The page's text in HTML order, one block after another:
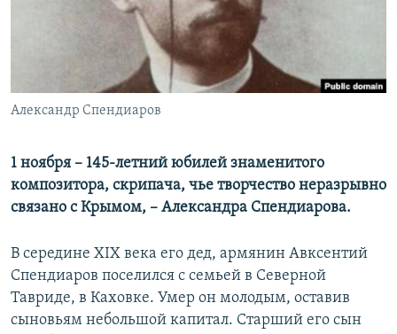
ПОБЕДИТЕЛЕЙ НЕ СУДЯТ?
КРЫМ.НЕПОКОРЕННЫЙ
УКРАИНСКАЯ ПРОБЛЕМА КРЫМА
ПРИСОЕДИНЯЙТЕСЬ!
Александр Спендиаров
1 ноября – 145-летний юбилей знаменитого
композитора, скрипача, чье творчество неразрывно
связано с Крымом, – Александра Спендиарова.
В середине XIX века его дед, армянин Авксентий
Спендиаров поселился с семьей в Северной
Тавриде, в Каховке. Умер он молодым, оставив
сыновьям небольшой капитал. Старший его сын